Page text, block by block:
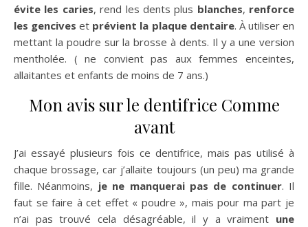
évite les caries, rend les dents plus blanches, renforce
les gencives et prévient la plaque dentaire. À utiliser en
mettant la poudre sur la brosse à dents. Il y a une version
mentholée. ( ne convient pas aux femmes enceintes,
allaitantes et enfants de moins de 7 ans.)
Mon avis sur le dentifrice Comme
avant
J’ai essayé plusieurs fois ce dentifrice, mais pas utilisé à
chaque brossage, car j’allaite toujours (un peu) ma grande
fille. Néanmoins, je ne manquerai pas de continuer. Il
faut se faire à cet effet « poudre », mais pour ma part je
n’ai pas trouvé cela désagréable, il y a vraiment une